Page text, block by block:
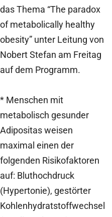
das Thema “The paradox
of metabolically healthy
obesity” unter Leitung von
Nobert Stefan am Freitag
auf dem Programm.
* Menschen mit
metabolisch gesunder
Adipositas weisen
maximal einen der
folgenden Risikofaktoren
auf: Bluthochdruck
(Hypertonie), gestörter
Kohlenhydratstoffwechsel